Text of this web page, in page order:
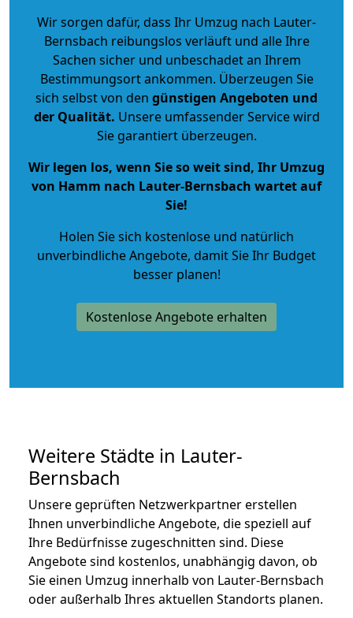
Wir sorgen dafür, dass Ihr Umzug nach Lauter-
Bernsbach reibungslos verläuft und alle Ihre
Sachen sicher und unbeschadet an Ihrem
Bestimmungsort ankommen. Überzeugen Sie
sich selbst von den günstigen Angeboten und
der Qualität. Unsere umfassender Service wird
Sie garantiert überzeugen.
Wir legen los, wenn Sie so weit sind, Ihr Umzug
von Hamm nach Lauter-Bernsbach wartet auf
Sie!
Holen Sie sich kostenlose und natürlich
unverbindliche Angebote, damit Sie Ihr Budget
besser planen!
Kostenlose Angebote erhalten
Weitere Städte in Lauter-
Bernsbach
Unsere geprüften Netzwerkpartner erstellen
Ihnen unverbindliche Angebote, die speziell auf
Ihre Bedürfnisse zugeschnitten sind. Diese
Angebote sind kostenlos, unabhängig davon, ob
Sie einen Umzug innerhalb von Lauter-Bernsbach
oder außerhalb Ihres aktuellen Standorts planen.